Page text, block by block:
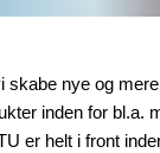
skabe nye og
inden for bl.a.
er helt i front